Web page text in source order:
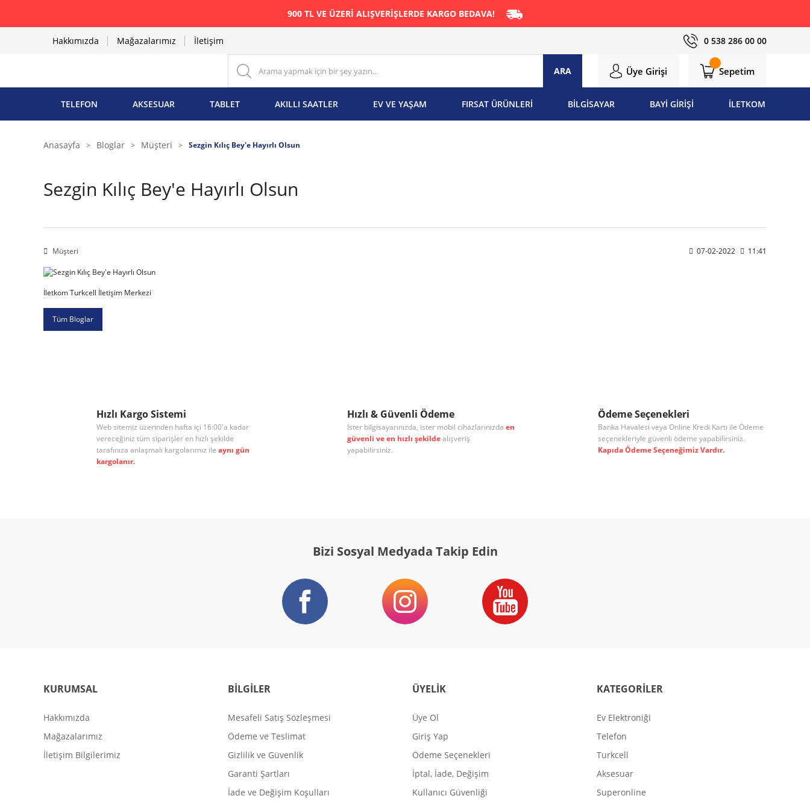
900 TL VE ÜZERİ ALIŞVERİŞLERDE KARGO BEDAVA!
Hakkımızda Mağazalarımız İletişim 0 538 286 00 00
ARA Üye Girişi Sepetim
TELEFON AKSESUAR TABLET AKILLI SAATLER EV VE YAŞAM FIRSAT ÜRÜNLERİ BİLGİSAYAR BAYİ GİRİŞİ İLETKOM
Anasayfa Bloglar Müşteri Sezgin Kılıç Bey'e Hayırlı Olsun
Sezgin Kılıç Bey'e Hayırlı Olsun
Müşteri 07-02-2022 11:41
İletkom Turkcell İletişim Merkezi
Tüm Bloglar
Hızlı Kargo Sistemi
Web sitemiz üzerinden hafta içi 16:00'a kadar
vereceğiniz tüm siparişler en hızlı şekilde
tarafınıza anlaşmalı kargolarımız ile aynı gün
kargolanır.
Hızlı & Güvenli Ödeme
İster bilgisayarınızda, ister mobil cihazlarınızda en
güvenli ve en hızlı şekildealışveriş
yapabilirsiniz.
Ödeme Seçenekleri
Banka Havalesi veya Online Kredi Kartı ile Ödeme
seçenekleriyle güvenli ödeme yapabilirsiniz.
Kapıda Ödeme Seçeneğimiz Vardır.
Bizi Sosyal Medyada Takip Edin
KURUMSAL
Hakkımızda
Mağazalarımız
İletişim Bilgilerimiz
BİLGİLER
Mesafeli Satış Sözleşmesi
Ödeme ve Teslimat
Gizlilik ve Güvenlik
Garanti Şartları
İade ve Değişim Koşulları
ÜYELİK
Üye Ol
Giriş Yap
Ödeme Seçenekleri
İptal, İade, Değişim
Kullanıcı Güvenliği
KATEGORİLER
Ev Elektroniği
Telefon
Turkcell
Aksesuar
Superonline